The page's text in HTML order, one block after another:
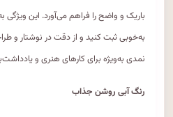
باریک و واضح را فراهم می‌آورد. این ویژگی
به‌خوبی ثبت کنید و از دقت در نوشتار و
نمدی به‌ویژه برای کارهای هنری و
رنگ آبی روشن جذاب